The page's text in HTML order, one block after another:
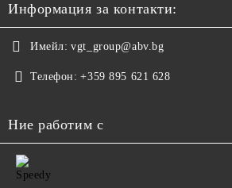
Информация за контакти:
Имейл: vgt_group@abv.bg
Телефон: +359 895 621 628
Ние работим с